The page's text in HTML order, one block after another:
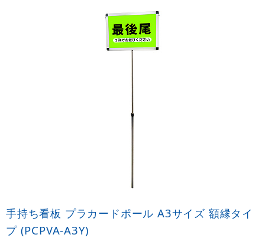
手持ち看板 プラカードポール A3サイズ 額縁タイ
プ (PCPVA-A3Y)